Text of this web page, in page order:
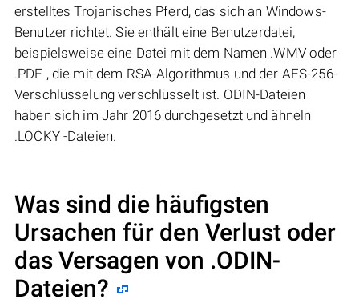
erstelltes Trojanisches Pferd, das sich an Windows-
Benutzer richtet. Sie enthält eine Benutzerdatei,
beispielsweise eine Datei mit dem Namen .WMV oder
.PDF , die mit dem RSA-Algorithmus und der AES-256-
Verschlüsselung verschlüsselt ist. ODIN-Dateien
haben sich im Jahr 2016 durchgesetzt und ähneln
.LOCKY -Dateien.
Was sind die häufigsten
Ursachen für den Verlust oder
das Versagen von .ODIN-
Dateien?